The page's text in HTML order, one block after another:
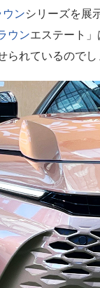
ウンシリーズを展
ウンエステート
られているのでし